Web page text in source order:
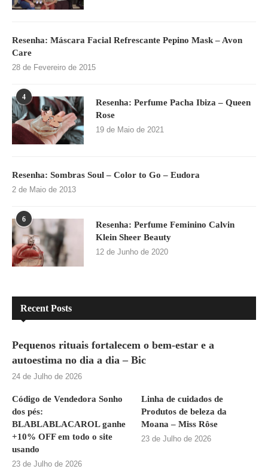
Resenha: Máscara Facial Refrescante Pepino Mask – Avon
Care
28 de Fevereiro de 2015
4
Resenha: Perfume Pacha Ibiza – Queen
Rose
19 de Maio de 2021
Resenha: Sombras Soul – Color to Go – Eudora
2 de Maio de 2013
6
Resenha: Perfume Feminino Calvin
Klein Sheer Beauty
12 de Junho de 2020
Recent Posts
Pequenos rituais fortalecem o bem-estar e a
autoestima no dia a dia – Bic
24 de Julho de 2026
Código de Vendedora Sonho
dos pés:
BLABLABLACAROL ganhe
+10% OFF em todo o site
usando
23 de Julho de 2026
Linha de cuidados de
Produtos de beleza da
Moana – Miss Rôse
23 de Julho de 2026